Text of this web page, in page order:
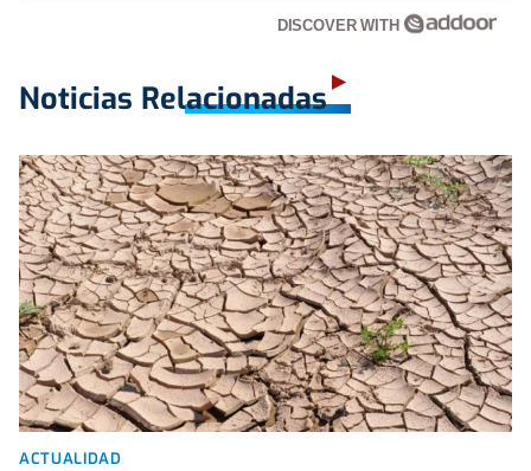
DISCOVER WITH
Noticias Relacionadas
ACTUALIDAD